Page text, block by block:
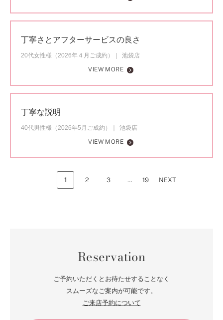
丁寧さとアフターサービスの良さ
20代女性様（2026年４月ご成約）
池袋店
VIEW MORE
丁寧な説明
40代男性様（2026年5月ご成約）
池袋店
VIEW MORE
1 2 3 … 19 NEXT
Reservation
ご予約いただくとお待たせすることなく
スムーズなご案内が可能です。
ご来店予約について